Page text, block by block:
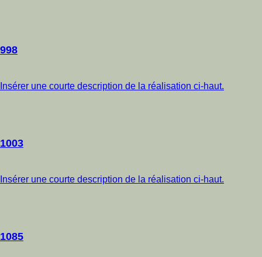
998
Insérer une courte description de la réalisation ci-haut.
1003
Insérer une courte description de la réalisation ci-haut.
1085